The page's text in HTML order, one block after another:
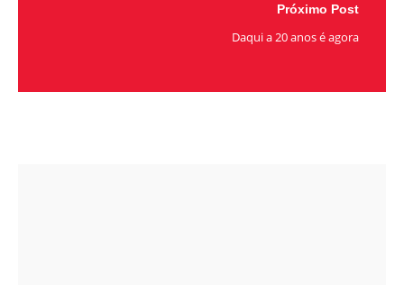
Próximo Post
Daqui a 20 anos é agora